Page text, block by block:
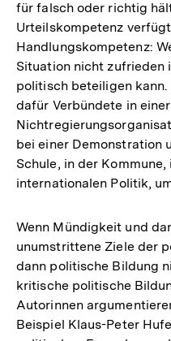
für falsch oder richtig
Urteilskompetenz
Handlungskompetenz:
Situation nicht zufrieden
politisch beteiligen
dafür Verbündete in
bei einer Demonstration
Schule, in der
internationalen Politik,
Wenn Mündigkeit und
unumstrittene Ziele der
dann politische Bildung
kritische politische
Autorinnen
Beispiel Klaus-Peter